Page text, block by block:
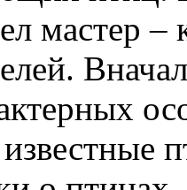
мастер –